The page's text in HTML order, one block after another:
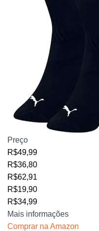
Preço
R$49,99
R$36,80
R$62,91
R$19,90
R$34,99
Mais informações
Comprar na Amazon